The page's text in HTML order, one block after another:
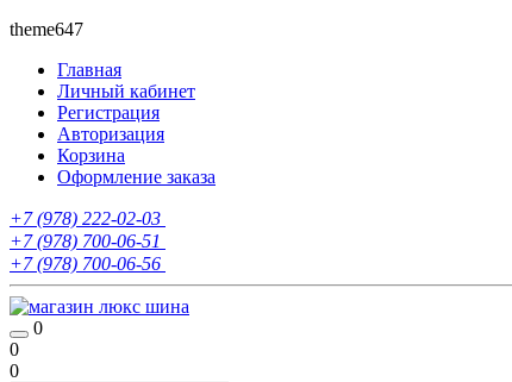
theme647
Главная
Личный кабинет
Регистрация
Авторизация
Корзина
Оформление заказа
+7 (978) 222-02-03
+7 (978) 700-06-51
+7 (978) 700-06-56
0
0
0